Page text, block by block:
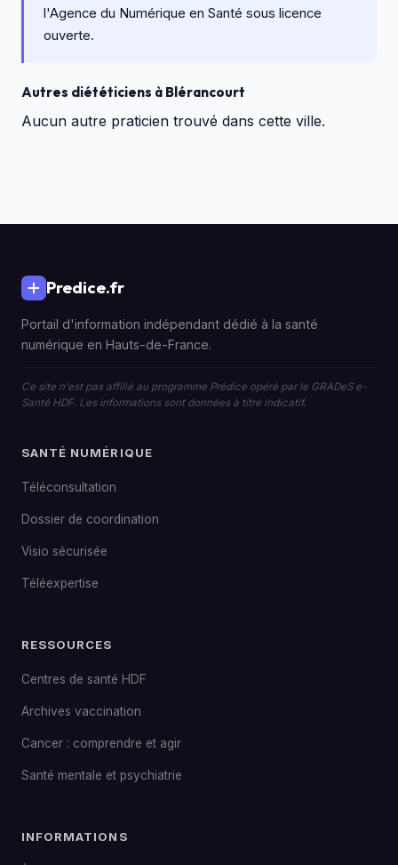
l'Agence du Numérique en Santé sous licence
ouverte.
Autres diététiciens à Blérancourt
Aucun autre praticien trouvé dans cette ville.
Predice.fr
Portail d'information indépendant dédié à la santé
numérique en Hauts-de-France.
Ce site n'est pas affilié au programme Prédice opéré par le GRADeS e-
Santé HDF. Les informations sont données à titre indicatif.
SANTÉ NUMÉRIQUE
Téléconsultation
Dossier de coordination
Visio sécurisée
Téléexpertise
RESSOURCES
Centres de santé HDF
Archives vaccination
Cancer : comprendre et agir
Santé mentale et psychiatrie
INFORMATIONS